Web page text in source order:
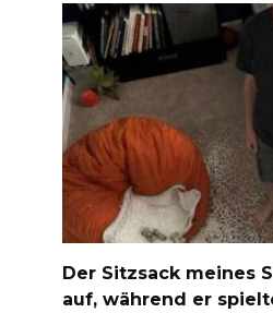
Der Sitzsack meines
auf, während er